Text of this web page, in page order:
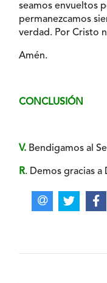
seamos envueltos
permanezcamos
verdad. Por Cristo
Amén.
CONCLUSIÓN
V. Bendigamos al
R. Demos gracias a